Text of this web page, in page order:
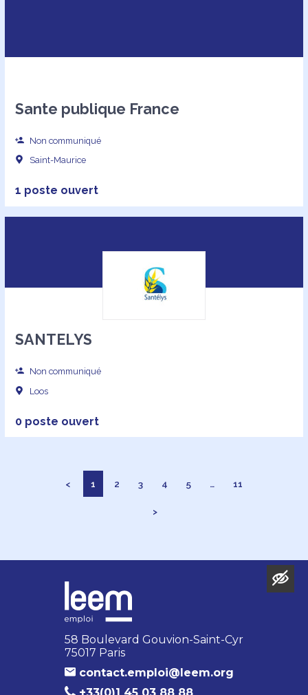
Sante publique France
Non communiqué
Saint-Maurice
1 poste ouvert
SANTELYS
Non communiqué
Loos
0 poste ouvert
< 1 2 3 4 5 … 11
>
58 Boulevard Gouvion-Saint-Cyr
75017 Paris
contact.emploi@leem.org